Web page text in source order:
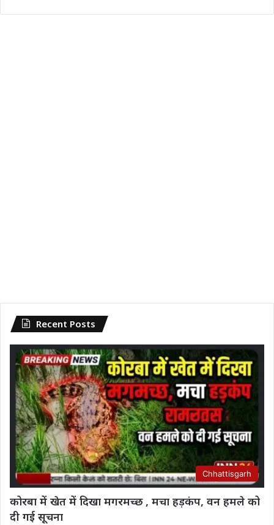
Recent Posts
Chhattisgarh
कोरबा में खेत में दिखा मगरमच्छ , मचा हड़कंप, वन हमले को
दी गई सूचना